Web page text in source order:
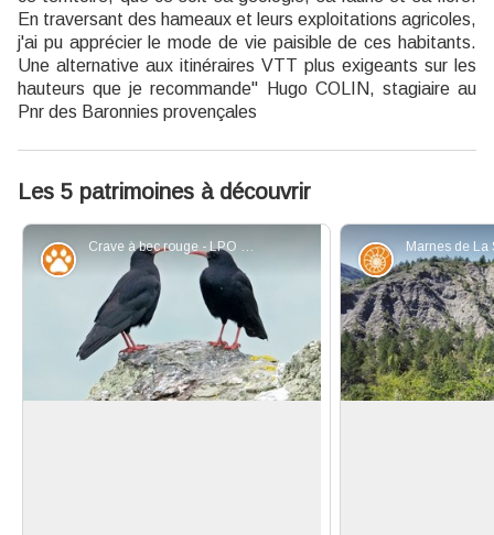
En traversant des hameaux et leurs exploitations agricoles,
j'ai pu apprécier le mode de vie paisible de ces habitants.
Une alternative aux itinéraires VTT plus exigeants sur les
hauteurs que je recommande" Hugo COLIN, stagiaire au
Pnr des Baronnies provençales
Les 5 patrimoines à découvrir
Crave à bec rouge - LPO Française
Faune Géologie